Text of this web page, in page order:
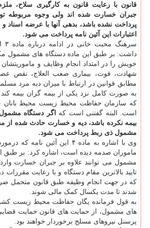
قانون با رعایت قانون به کارگیری سلاح،
جبران خسارت شده اند ولی وجوه مربوطه
پرداخت نشده باشد، بدهی آنها با عرضه اسناد
اعتبارات این آئین نامه پرداخت می شود.
داشت: بر طبق این ماده دستگاه های مشمول
خویش را در امتداد انجام وظایف و ماموریتشان
شهادت، فوت، بیماری صعب العلاج، نقص
مطابق قوانین در ارتباط با میزان دیه مرد
به صورت کامل نزد یکی از بیمه گران بیمه
که سازمان حفاظت محیط زیست محیط بانان
است. البته گفتنی است که اگر دستگاه
بیمه نکرده باشد، دیه و خسارت حادث شده از
مشمول ذی ربط پرداخت می شود.
وی با اشاره به ماده ۴ این آئین
ماموران صدمه دیده است، اشاره کرد: بر طبق
مشمول می توانند علاوه بر جبران خسارت
تایید بالاترین مقام دستگاه و با رعایت مقررات
که در جهت انجام وظیفه طبق قانون متحمل
شدند تا مدت یکسال کمک مالی شوند.
به قول فرمانده یگان حفاظت محیط زیست
های مشمول، از حمایت های قانون حمایت
پرسنل نیروهای مسلح برخوردار خواهند بود.